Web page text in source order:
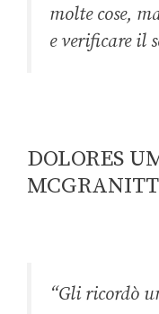
molte cose,
e verificare il
DOLORES
MCGRANITT
“Gli ricordò